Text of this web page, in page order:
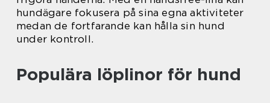
hundägare fokusera på sina egna aktiviteter
medan de fortfarande kan hålla sin hund
under kontroll.
Populära löplinor för hund